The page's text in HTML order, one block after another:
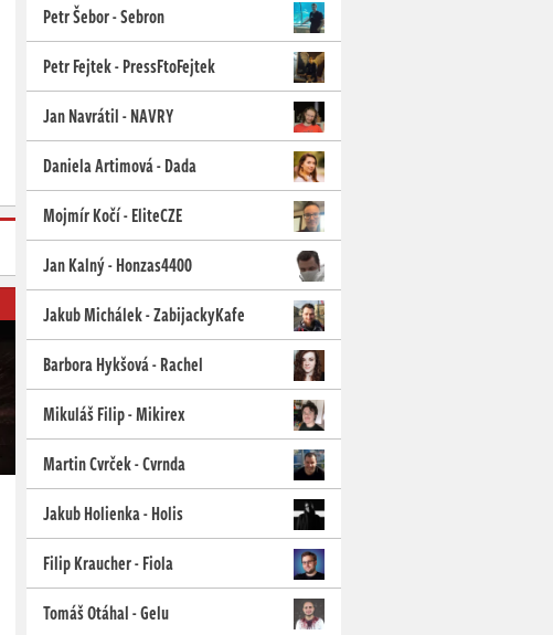
Petr Šebor - Sebron
Petr Fejtek - PressFtoFejtek
Jan Navrátil - NAVRY
Daniela Artimová - Dada
Mojmír Kočí - EliteCZE
Jan Kalný - Honzas4400
Jakub Michálek - ZabijackyKafe
Barbora Hykšová - Rachel
Mikuláš Filip - Mikirex
Martin Cvrček - Cvrnda
Jakub Holienka - Holis
Filip Kraucher - Fiola
Tomáš Otáhal - Gelu